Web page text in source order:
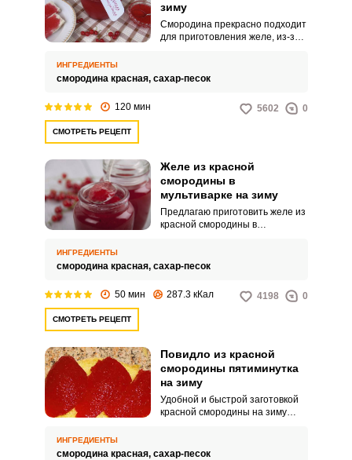
зиму
Смородина прекрасно подходит
для приготовления желе, из-за
смородины без варки, лучше
холодный сезон может стать не
просто домашним лакомством,
ИНГРЕДИЕНТЫ
смородина красная, сахар-песок
120 мин 5602 0
СМОТРЕТЬ РЕЦЕПТ
Желе из красной
смородины в
мультиварке на зиму
Предлагаю приготовить желе из
красной смородины в
ИНГРЕДИЕНТЫ
смородина красная, сахар-песок
50 мин 287.3 кКал 4198 0
СМОТРЕТЬ РЕЦЕПТ
Повидло из красной
смородины пятиминутка
на зиму
Удобной и быстрой заготовкой
красной смородины на зиму
смородиновым желе, но это
ИНГРЕДИЕНТЫ
смородина красная, сахар-песок